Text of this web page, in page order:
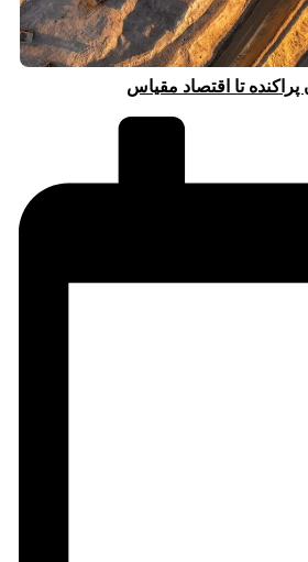
پراکنده تا اقتصاد مقیاس